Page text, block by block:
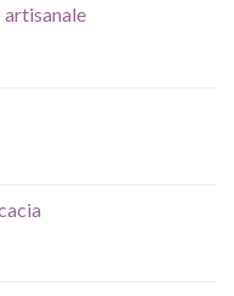
artisanale